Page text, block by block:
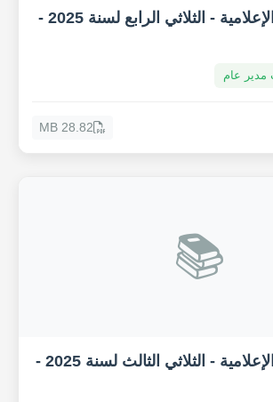
مجلة الألكسو الإعلامية - الثلاثي الرابع لسنة 2025 -
مدير عام
28.82 MB
📚
مجلة الألكسو الإعلامية - الثلاثي الثالث لسنة 2025 -